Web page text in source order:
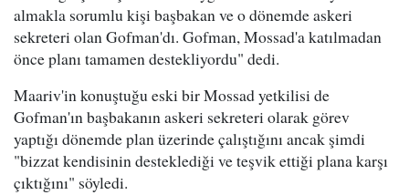
almakla sorumlu kişi başbakan ve o dönemde askeri
sekreteri olan Gofman'dı. Gofman, Mossad'a katılmadan
önce planı tamamen destekliyordu" dedi.
Maariv'in konuştuğu eski bir Mossad yetkilisi de
Gofman'ın başbakanın askeri sekreteri olarak görev
yaptığı dönemde plan üzerinde çalıştığını ancak şimdi
"bizzat kendisinin desteklediği ve teşvik ettiği plana karşı
çıktığını" söyledi.